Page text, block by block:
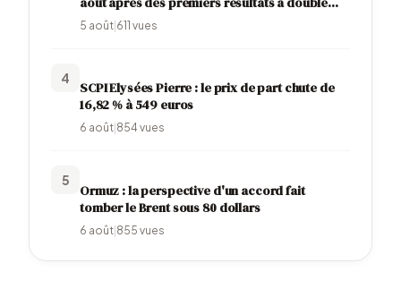
visage
5 août 611 vues
4
SCPI Elysées Pierre : le prix de part chute de
16,82 % à 549 euros
6 août 854 vues
5
Ormuz : la perspective d'un accord fait
tomber le Brent sous 80 dollars
6 août 855 vues